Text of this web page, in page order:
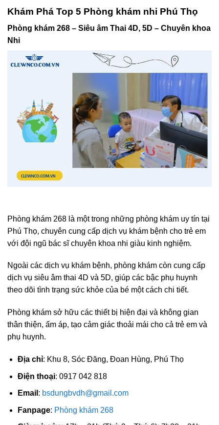
Khám Phá Top 5 Phòng khám nhi Phú Thọ
Phòng khám 268 – Siêu âm Thai 4D, 5D – Chuyên khoa
Nhi
Phòng khám 268 là một trong những phòng khám uy tín tại
Phú Thọ, chuyên cung cấp dịch vụ khám bệnh cho trẻ em
với đội ngũ bác sĩ chuyên khoa nhi giàu kinh nghiệm.
Ngoài các dịch vụ khám bệnh, phòng khám còn cung cấp
dịch vụ siêu âm thai 4D và 5D, giúp các bậc phụ huynh
theo dõi tình trạng sức khỏe của bé một cách chi tiết.
Phòng khám sở hữu các thiết bị hiện đại và không gian
thân thiện, ấm áp, tạo cảm giác thoải mái cho cả trẻ em và
phụ huynh.
Địa chỉ: Khu 8, Sóc Đăng, Đoan Hùng, Phú Thọ
Điện thoại: 0917 042 818
Email : bsdungbvdh@gmail.com
Fanpage: Phòng khám 268